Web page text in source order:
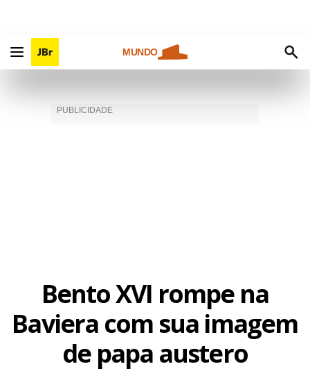
MUNDO
Bento XVI rompe na
Baviera com sua imagem
de papa austero